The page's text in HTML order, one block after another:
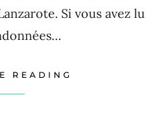
Si vous avez lu
READING